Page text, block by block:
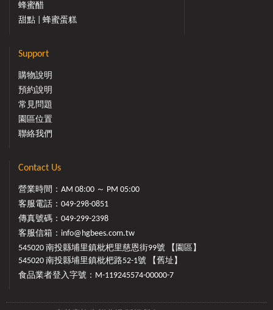
蜂蜜醋
甜點 | 蜂蜜蛋糕
Support
購物說明
預約說明
常見問題
園區位置
聯絡我們
Contact Us
營業時間：AM 08:00 ～ PM 05:00
客服電話： 049-298-0851
傳真號碼：049-299-2398
客服信箱： info@hgbees.com.tw
545020 南投縣埔里鎮枇杷里慈恩街99號 【園區】
545020 南投縣埔里鎮枇杷路52-1號 【舊址】
食品業者登入字號：M-119245574-00000-7